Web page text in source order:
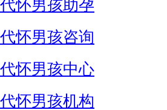
怀男孩助孕
怀男孩咨询
怀男孩中心
怀男孩机构